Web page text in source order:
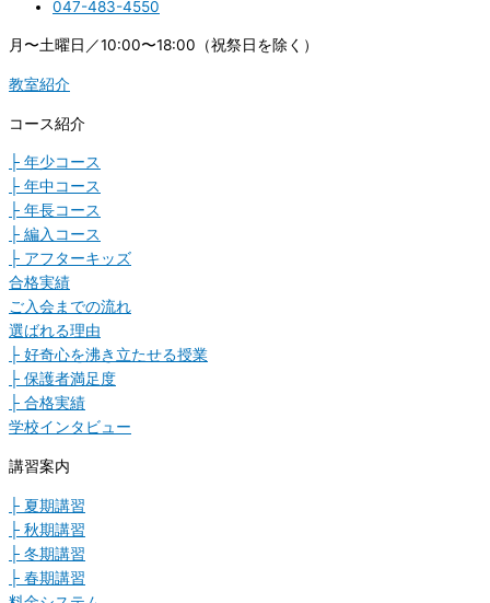
047-483-4550
月〜土曜日／10:00〜18:00（祝祭日を除く）
教室紹介
コース紹介
├ 年少コース
├ 年中コース
├ 年長コース
├ 編入コース
├ アフターキッズ
合格実績
ご入会までの流れ
選ばれる理由
├ 好奇心を沸き立たせる授業
├ 保護者満足度
├ 合格実績
学校インタビュー
講習案内
├ 夏期講習
├ 秋期講習
├ 冬期講習
├ 春期講習